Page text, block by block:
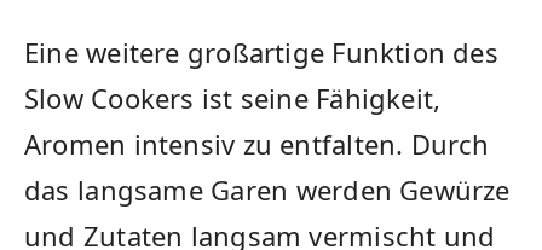
Eine weitere großartige Funktion des
Slow Cookers ist seine Fähigkeit,
Aromen intensiv zu entfalten. Durch
das ⁤langsame Garen ⁣werden Gewürze
und ‍Zutaten langsam vermischt und